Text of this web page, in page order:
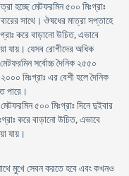
হচ্ছে মেটফরমিন ৫০০ মিঃগ্রাঃ
সাথে। ঔষধের মাত্রা সপ্তাহে
করে বাড়ানো উচিত, এভাবে
যায়। যেসব রোগীদের অধিক
সর্বোচ্চ দৈনিক ২৫৫০
মিঃগ্রাঃ এর বেশী হলে দৈনিক
পারে।
৫০০ মিঃগ্রাঃ দিনে দুইবার
করে বাড়ানো উচিত, এভাবে
যায়।
মুখে সেবন করতে হবে এবং কখনও